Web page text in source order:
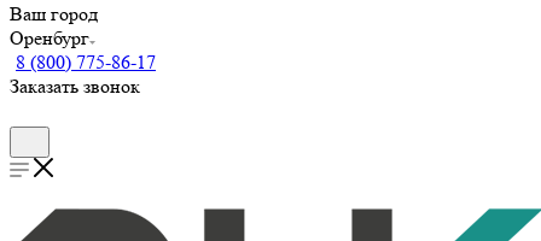
Ваш город
Оренбург
8 (800) 775-86-17
Заказать звонок